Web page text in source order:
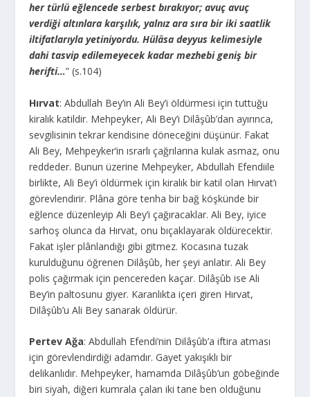
her türlü eğlencede serbest bırakıyor; avuç avuç
verdiği altınlara karşılık, yalnız ara sıra bir iki saatlik
iltifatlarıyla yetiniyordu. Hülâsa deyyus kelimesiyle
dahi tasvip edilemeyecek kadar mezhebi geniş bir
herifti…” (s.104)
Hırvat: Abdullah Bey’in Ali Bey’i öldürmesi için tuttuğu
kiralık katildir. Mehpeyker, Ali Bey’i Dilâşûb’dan ayırınca,
sevgilisinin tekrar kendisine döneceğini düşünür. Fakat
Ali Bey, Mehpeyker’in ısrarlı çağrılarına kulak asmaz, onu
reddeder. Bunun üzerine Mehpeyker, Abdullah Efendiile
birlikte, Ali Bey’i öldürmek için kiralık bir katil olan Hırvat’ı
görevlendirir. Plâna göre tenha bir bağ köşkünde bir
eğlence düzenleyip Ali Bey’i çağıracaklar. Ali Bey, iyice
sarhoş olunca da Hırvat, onu bıçaklayarak öldürecektir.
Fakat işler plânlandığı gibi gitmez. Kocasına tuzak
kurulduğunu öğrenen Dilâşûb, her şeyi anlatır. Ali Bey
polis çağırmak için pencereden kaçar. Dilâşûb ise Ali
Bey’in paltosunu giyer. Karanlıkta içeri giren Hırvat,
Dilâşûb’u Ali Bey sanarak öldürür.
Pertev Ağa: Abdullah Efendi’nin Dilâşûb’a iftira atması
için görevlendirdiği adamdır. Gayet yakışıklı bir
delikanlıdır. Mehpeyker, hamamda Dilâşûb’un göbeğinde
biri siyah, diğeri kumrala çalan iki tane ben olduğunu